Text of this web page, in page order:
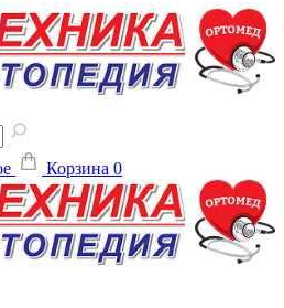
Корзина 0